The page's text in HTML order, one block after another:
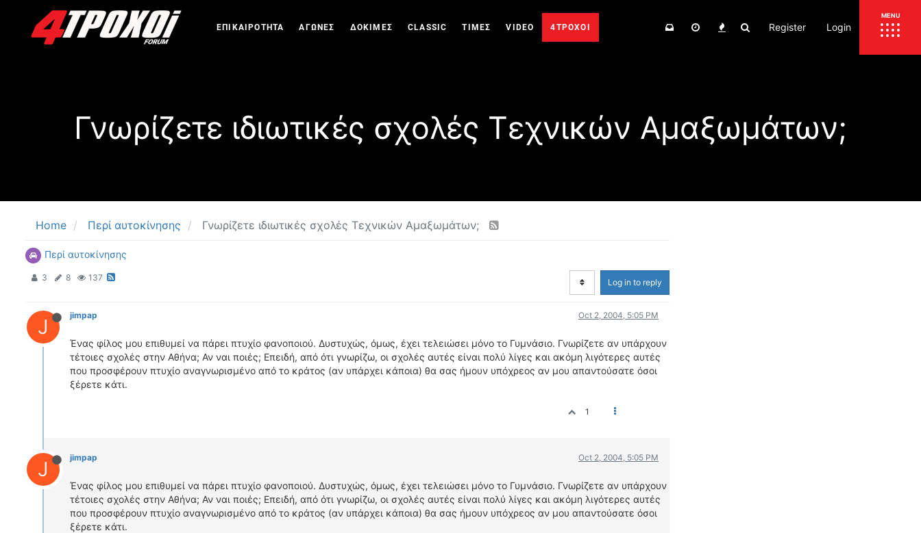
ΕΠΙΚΑΙΡΟΤΗΤΑ ΑΓΩΝΕΣ ΔΟΚΙΜΕΣ CLASSIC ΤΙΜΕΣ VIDEO 4ΤΡΟΧΟΙ Register Login
Γνωρίζετε ιδιωτικές σχολές Τεχνικών Αμαξωμάτων;
Home Περί αυτοκίνησης Γνωρίζετε ιδιωτικές σχολές Τεχνικών Αμαξωμάτων;
Περί αυτοκίνησης
3 8 137 Log in to reply
J jimpap Oct 2, 2004, 5:05 PM
Ένας φίλος μου επιθυμεί να πάρει πτυχίο φανοποιού. Δυστυχώς, όμως, έχει τελειώσει μόνο το Γυμνάσιο. Γνωρίζετε αν υπάρχουν
τέτοιες σχολές στην Αθήνα; Αν ναι ποιές; Επειδή, από ότι γνωρίζω, οι σχολές αυτές είναι πολύ λίγες και ακόμη λιγότερες αυτές
που προσφέρουν πτυχίο αναγνωρισμένο από το κράτος (αν υπάρχει κάποια) θα σας ήμουν υπόχρεος αν μου απαντούσατε όσοι
ξέρετε κάτι.
1
J jimpap Oct 2, 2004, 5:05 PM
Ένας φίλος μου επιθυμεί να πάρει πτυχίο φανοποιού. Δυστυχώς, όμως, έχει τελειώσει μόνο το Γυμνάσιο. Γνωρίζετε αν υπάρχουν
τέτοιες σχολές στην Αθήνα; Αν ναι ποιές; Επειδή, από ότι γνωρίζω, οι σχολές αυτές είναι πολύ λίγες και ακόμη λιγότερες αυτές
που προσφέρουν πτυχίο αναγνωρισμένο από το κράτος (αν υπάρχει κάποια) θα σας ήμουν υπόχρεος αν μου απαντούσατε όσοι
ξέρετε κάτι.
ΕΚΘΕΣΕΙΣ
ΕΚΔΗΛΩΣΕΙΣ 4Τ
ΑΓΩΝΙΣΤΙΚΕΣ ΓΝΩΡΙΜΙΕΣ
ΔΟΚΙΜΕΣ ΕΛΑΣΤΙΚΩΝ
ΟΔΟΙΠΟΡΙΚΑ
VIDEO
4TTV
ΤΕΧΝΟΛΟΓΙΑ
ΛΕΞΙΚΟ
ΠΕΡΙΒΑΛΛΟΝ